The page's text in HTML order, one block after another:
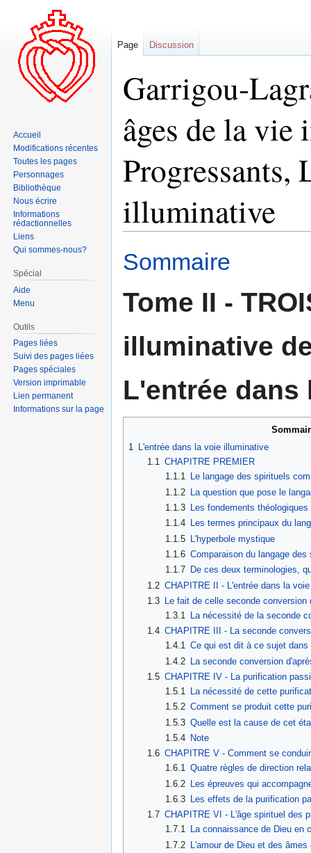
Garrigou-
âges de la vie
Progressants,
illuminative
à
navigation
à
recherche
Sommaire
Tome II -
illuminative
L'entrée
1 L'entrée dans la voie illuminative
1.1 CHAPITRE PREMIER
1.1.1 Le langage des spirituels
1.1.2
La question que pose le
1.1.3 Les fondements
1.1.4 Les termes principaux du
1.1.5
L'hyperbole mystique
1.1.6 Comparaison du langage
1.1.7 De ces deux terminologies,
1.2 CHAPITRE II - L'entrée dans la
1.3
Le fait de celle seconde
1.3.1 La nécessité de la seconde
1.4 CHAPITRE III - La seconde
1.4.1 Ce qui est dit à ce sujet
1.4.2 La seconde conversion
1.5 CHAPITRE IV - La purification
1.5.1 La nécessité de cette
1.5.2 Comment se produit cette
1.5.3 Quelle est la cause de cet
1.5.4 Note
1.6 CHAPITRE V - Comment se
1.6.1 Quatre règles de direction
1.6.2 Les épreuves qui
1.6.3 Les effets de la purification
1.7 CHAPITRE VI - L'âge spirituel des
1.7.1 La connaissance de Dieu en
1.7.2 L'amour de Dieu et des
Page Discussion
Accueil
Modifications récentes
Toutes les pages
Personnages
Bibliothèque
Nous écrire
Informations
rédactionnelles
Liens
Qui sommes-nous?
Spécial
Aide
Menu
Outils
Pages liées
Suivi des pages liées
Pages spéciales
Version imprimable
Lien permanent
Informations sur la page